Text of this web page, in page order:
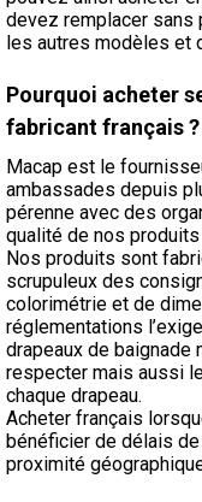
devez remplacer sans
les autres modèles et
Pourquoi acheter
fabricant français ?
Macap est le
ambassades depuis
pérenne avec des
qualité de nos
Nos produits sont
scrupuleux des
colorimétrie et de
réglementations
drapeaux de baignade
respecter mais aussi
chaque drapeau.
Acheter français
bénéficier de délais
proximité